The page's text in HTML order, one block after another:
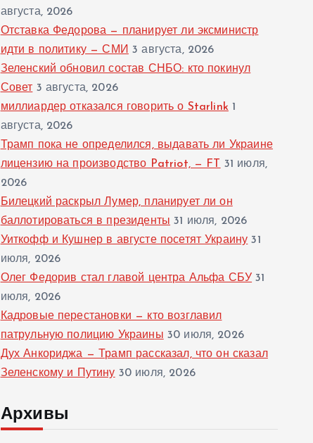
августа, 2026
Отставка Федорова — планирует ли эксминистр
идти в политику — СМИ 3 августа, 2026
Зеленский обновил состав СНБО: кто покинул
Совет 3 августа, 2026
миллиардер отказался говорить о Starlink 1
августа, 2026
Трамп пока не определился, выдавать ли Украине
лицензию на производство Patriot, — FT
31 июля,
2026
Билецкий раскрыл Лумер, планирует ли он
баллотироваться в президенты 31 июля, 2026
Уиткофф и Кушнер в августе посетят Украину 31
июля, 2026
Олег Федорив стал главой центра Альфа СБУ 31
июля, 2026
Кадровые перестановки — кто возглавил
патрульную полицию Украины 30 июля, 2026
Дух Анкориджа — Трамп рассказал, что он сказал
Зеленскому и Путину 30 июля, 2026
Архивы